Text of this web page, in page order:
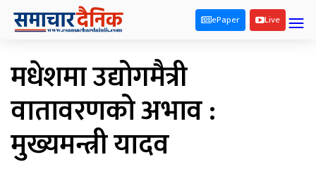
ePaper Live
मधेशमा उद्योगमैत्री
वातावरणको अभाव :
मुख्यमन्त्री यादव